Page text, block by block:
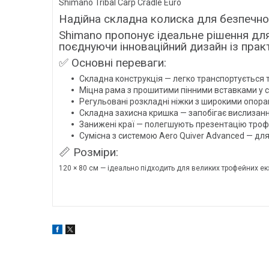
Shimano Tribal Carp Cradle Euro
Надійна складна колиска для
Shimano пропонує ідеальне рішення
поєднуючи інноваційний дизайн із
✅ Основні переваги:
Складна конструкція — легко транспортується
Міцна рама з прошитими пінними вставками у
Регульовані розкладні ніжки з широкими
Складна захисна кришка — запобігає
Занижені краї — полегшують презентацію
Сумісна з системою Aero Quiver Advanced —
📏 Розміри:
120 × 80 см — ідеально підходить для великих трофейних